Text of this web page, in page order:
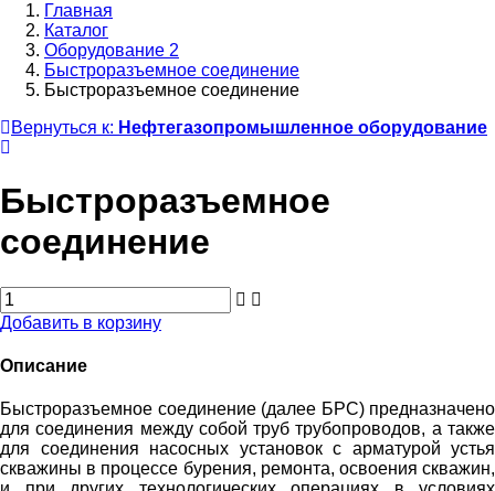
Главная
Каталог
Оборудование 2
Быстроразъемное соединение
Быстроразъемное соединение
Вернуться к: Нефтегазопромышленное оборудование
Быстроразъемное
соединение
Добавить в корзину
Описание
Быстроразъемное соединение (далее БРС) предназначено
для соединения между собой труб трубопроводов, а также
для соединения насосных установок с арматурой устья
скважины в процессе бурения, ремонта, освоения скважин,